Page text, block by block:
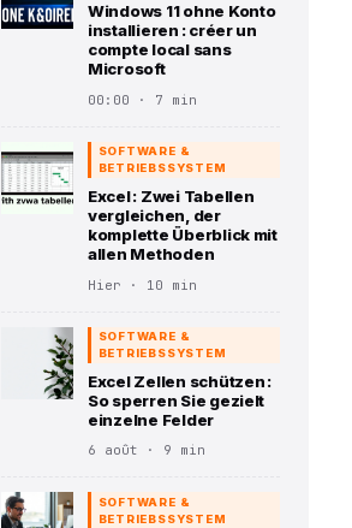
Windows 11 ohne Konto
installieren : créer un
compte local sans
Microsoft
00:00 · 7 min
SOFTWARE &
BETRIEBSSYSTEM
Excel : Zwei Tabellen
vergleichen, der
komplette Überblick mit
allen Methoden
Hier · 10 min
SOFTWARE &
BETRIEBSSYSTEM
Excel Zellen schützen :
So sperren Sie gezielt
einzelne Felder
6 août · 9 min
SOFTWARE &
BETRIEBSSYSTEM